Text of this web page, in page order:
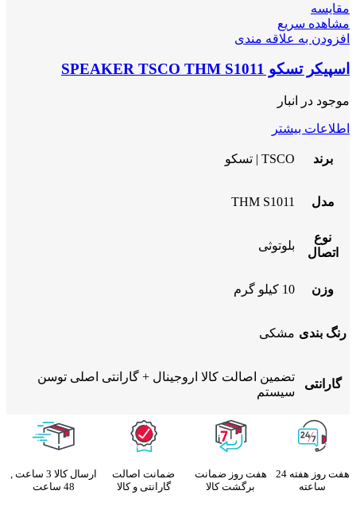
مقایسه
مشاهده سریع
افزودن به علاقه مندی
اسپیکر تسکو SPEAKER TSCO THM S1011
موجود در انبار
اطلاعات بیشتر
برند TSCO | تسکو
مدل THM S1011
نوع
اتصال
بلوتوثی
وزن 10 کیلو گرم
رنگ بندی مشکی
گارانتی
تضمین اصالت کالا اروجینال + گارانتی اصلی توسن
سیستم
هفت روز هفته 24
ساعته
هفت روز ضمانت
برگشت کالا
ضمانت اصالت
گارانتی و کالا
ارسال کالا 3 ساعت ,
48 ساعت